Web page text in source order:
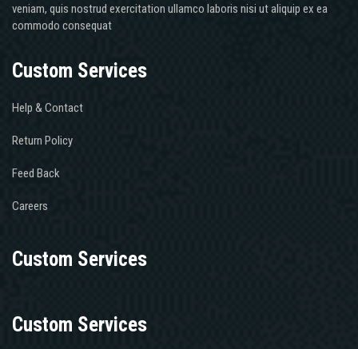
veniam, quis nostrud exercitation ullamco laboris nisi ut aliquip ex ea
commodo consequat
Custom Services
Help & Contact
Return Policy
Feed Back
Careers
Custom Services
Custom Services